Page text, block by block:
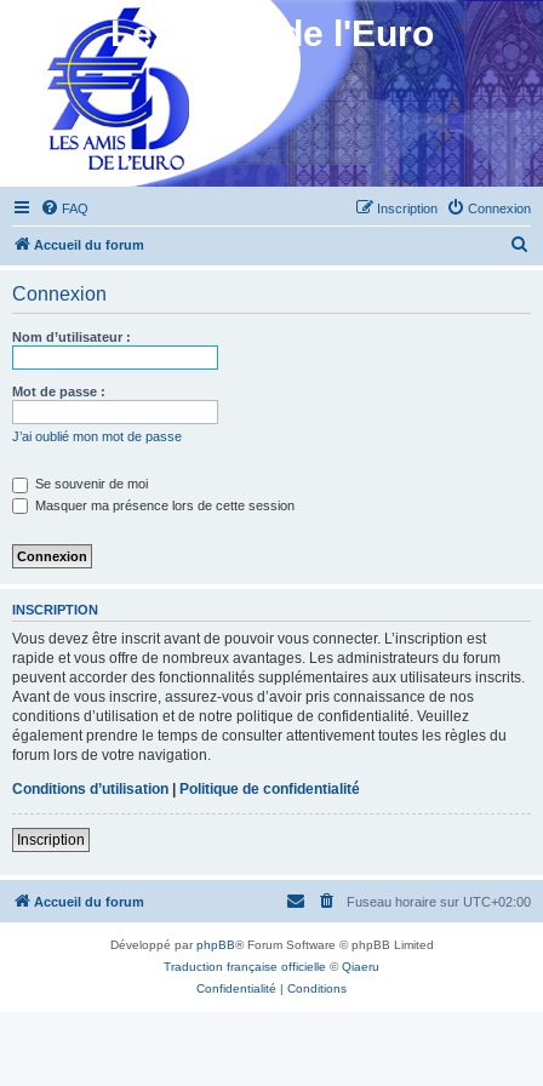
Les Amis de l'Euro
FAQ Connexion
Inscription
Accueil du forum
Connexion
Nom d’utilisateur :
Mot de passe :
J’ai oublié mon mot de passe
Se souvenir de moi
Masquer ma présence lors de cette session
INSCRIPTION
Vous devez être inscrit avant de pouvoir vous connecter. L’inscription est
rapide et vous offre de nombreux avantages. Les administrateurs du forum
peuvent accorder des fonctionnalités supplémentaires aux utilisateurs inscrits.
Avant de vous inscrire, assurez-vous d’avoir pris connaissance de nos
conditions d’utilisation et de notre politique de confidentialité. Veuillez
également prendre le temps de consulter attentivement toutes les règles du
forum lors de votre navigation.
Conditions d’utilisation | Politique de confidentialité
Inscription
Accueil du forum Fuseau horaire sur UTC+02:00
Développé parphpBB® Forum Software © phpBB Limited
Traduction française officielle ©Qiaeru
Confidentialité | Conditions